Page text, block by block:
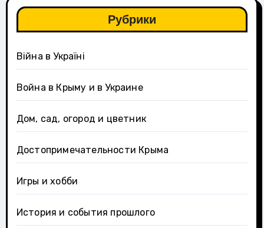
Рубрики
Війна в Україні
Война в Крыму и в Украине
Дом, сад, огород и цветник
Достопримечательности Крыма
Игры и хобби
История и события прошлого